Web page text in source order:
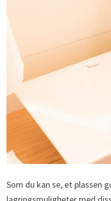
Som du kan se, et plassen